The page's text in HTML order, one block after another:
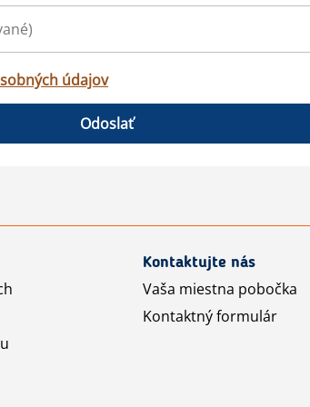
údajov
Odoslať
Kontaktujte nás
Vaša miestna pobočka
Kontaktný formulár